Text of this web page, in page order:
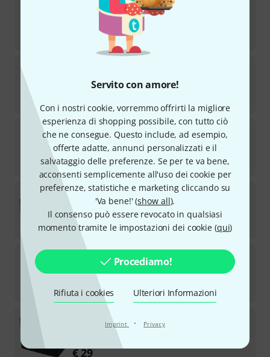
Servito con amore!
Con i nostri cookie, vorremmo offrirti la migliore
esperienza di shopping possibile, con tutto ciò
che ne consegue. Questo include, ad esempio,
offerte adatte, annunci personalizzati e il
salvataggio delle preferenze. Se per te va bene,
acconsenti semplicemente all'uso dei cookie per
preferenze, statistiche e marketing cliccando su
'Va bene!' (show all).
Il consenso può essere revocato in qualsiasi
momento tramite le impostazioni dei cookie (qui)
Procediamo!
Rifiuta i cookies Ulteriori Informazioni
Imprint · Privacy
107
Disponibile
179
OrangeFur Coat
28
Disponibile
€ 159
Orange Dark Terror Head
61
Disponibile
€535
47
Disponibile
€ 953
Combo Cabinet Cover 1x12
133
€29